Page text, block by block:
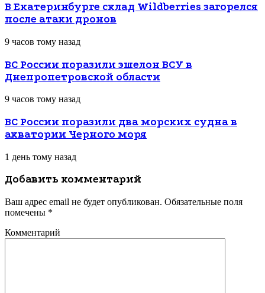
В Екатеринбурге склад Wildberries загорелся
после атаки дронов
9 часов тому назад
ВС России поразили эшелон ВСУ в
Днепропетровской области
9 часов тому назад
ВС России поразили два морских судна в
акватории Черного моря
1 день тому назад
Добавить комментарий
Ваш адрес email не будет опубликован. Обязательные поля
помечены *
Комментарий